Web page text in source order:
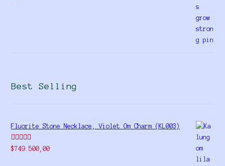
Best Selling
Fluorite Stone Necklace, Violet Om Charm (KL003)
Rated5.00
$749.500,00